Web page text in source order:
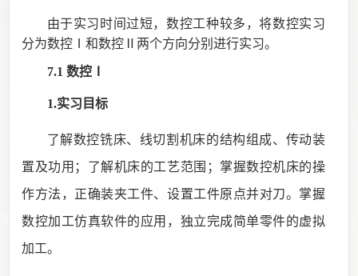
由于实习时间过短，数控工种较多，将数控实习
分为数控 Ⅰ和数控Ⅱ两个方向分别进行实习。
7.1 数控Ⅰ
1.实习目标
了解数控铣床、线切割机床的结构组成、传动装
置及功用；了解机床的工艺范围；掌握数控机床的操
作方法，正确装夹工件、设置工件原点并对刀。掌握
数控加工仿真软件的应用，独立完成简单零件的虚拟
加工。